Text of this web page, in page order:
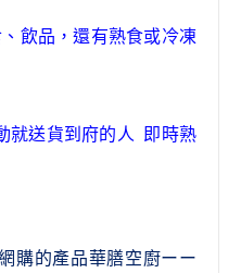
飲品 ，還有熟食或冷凍
就送貨到府的人 即時熟
購的產品華膳空廚ーー